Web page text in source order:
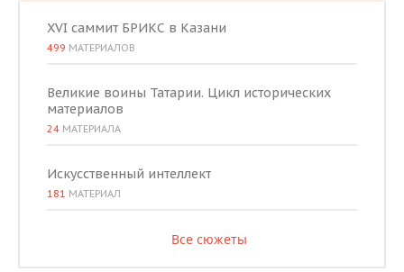
XVI саммит БРИКС в Казани
499 МАТЕРИАЛОВ
Великие воины Татарии. Цикл исторических
материалов
24 МАТЕРИАЛА
Искусственный интеллект
181 МАТЕРИАЛ
Все сюжеты